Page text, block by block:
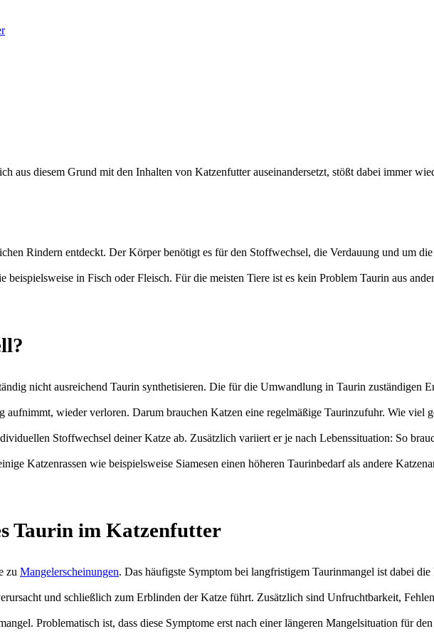
aus diesem Grund mit den Inhalten von Katzenfutter auseinandersetzt, stößt dabei immer
Rindern entdeckt. Der Körper benötigt es für den Stoffwechsel, die Verdauung und um
in Fisch oder Fleisch. Für die meisten Tiere ist es kein Problem Taurin aus
nicht ausreichend Taurin synthetisieren. Die für die Umwandlung in Taurin zuständigen
wieder verloren. Darum brauchen Katzen eine regelmäßige Taurinzufuhr. Wie viel
Stoffwechsel deiner Katze ab. Zusätzlich variiert er je nach Lebenssituation: So
Katzenrassen wie beispielsweise Siamesen einen höheren Taurinbedarf als andere
Taurin im Katzenfutter
zu Mangelerscheinungen. Das häufigste Symptom bei langfristigem Taurinmangel ist dabei
und schließlich zum Erblinden der Katze führt. Zusätzlich sind Unfruchtbarkeit,
Problematisch ist, dass diese Symptome erst nach einer längeren Mangelsituation für